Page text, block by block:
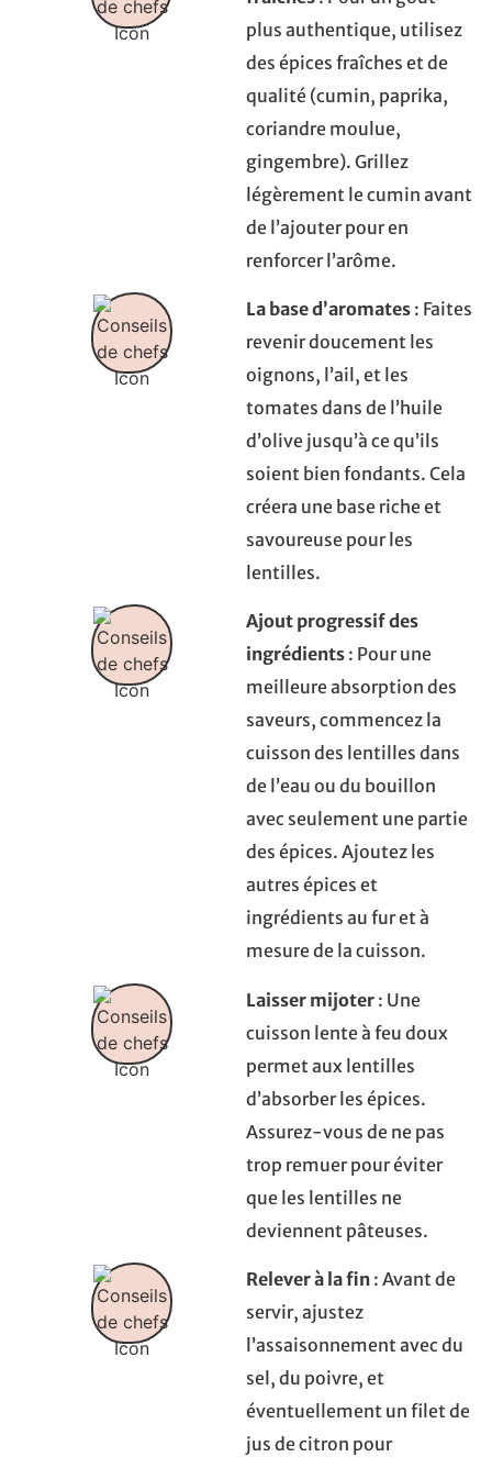
plus authentique, utilisez
des épices fraîches et de
qualité (cumin, paprika,
coriandre moulue,
gingembre). Grillez
légèrement le cumin avant
de l’ajouter pour en
renforcer l’arôme.
La base d’aromates : Faites
revenir doucement les
oignons, l’ail, et les
tomates dans de l’huile
d’olive jusqu’à ce qu’ils
soient bien fondants. Cela
créera une base riche et
savoureuse pour les
lentilles.
Ajout progressif des
ingrédients : Pour une
meilleure absorption des
saveurs, commencez la
cuisson des lentilles dans
de l’eau ou du bouillon
avec seulement une partie
des épices. Ajoutez les
autres épices et
ingrédients au fur et à
mesure de la cuisson.
Laisser mijoter : Une
cuisson lente à feu doux
permet aux lentilles
d’absorber les épices.
Assurez-vous de ne pas
trop remuer pour éviter
que les lentilles ne
deviennent pâteuses.
Relever à la fin : Avant de
servir, ajustez
l’assaisonnement avec du
sel, du poivre, et
éventuellement un filet de
jus de citron pour